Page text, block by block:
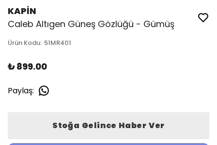
KAPİN
Caleb Altıgen Güneş Gözlüğü - Gümüş
Ürün Kodu: 51MR401
₺ 899.00
Paylaş:
Stoğa Gelince Haber Ver